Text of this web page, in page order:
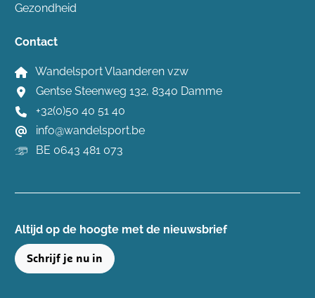
Gezondheid
Contact
Wandelsport Vlaanderen vzw
Gentse Steenweg 132, 8340 Damme
+32(0)50 40 51 40
info@wandelsport.be
BE 0643 481 073
Altijd op de hoogte ​met de nieuwsbrief
Schrijf je nu in